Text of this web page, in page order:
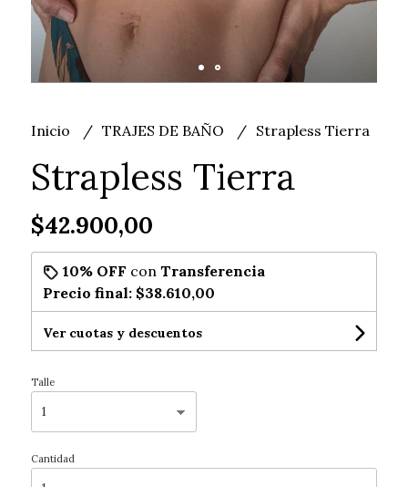
Inicio TRAJES DE BAÑO Strapless Tierra
Strapless Tierra
$42.900,00
10% OFF con Transferencia
Precio final: $38.610,00
Ver cuotas y descuentos
Talle
Cantidad